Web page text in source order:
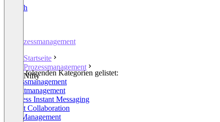
English
Prozessmanagement
Startseite
Prozessmanagement
Nifty
In den folgenden Kategorien gelistet:
Prozessmanagement
Projektmanagement
Business Instant Messaging
Project Collaboration
Task Management